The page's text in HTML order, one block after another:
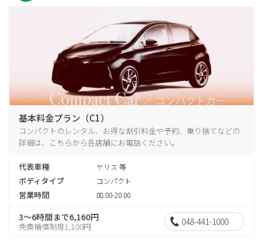
基本料金プラン（C1）
コンパクトのレンタル、お得な割引料金や予約、乗り捨てなどの
詳細は、こちらから各店舗にお電話ください。
代表車種 ヤリス 等
ボディタイプ コンパクト
営業時間 08:00-20:00
3～6時間まで6,160円
免責補償制度1,100円 048-441-1000